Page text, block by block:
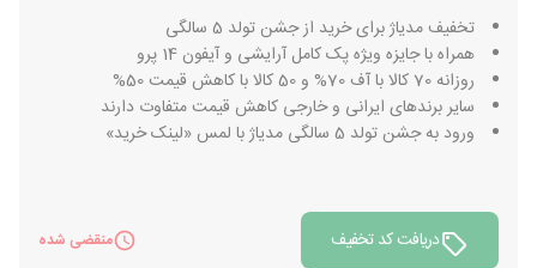
تخفیف مدیاژ برای خرید از جشن تولد 5 سالگی
همراه با جایزه ویژه پک کامل آرایشی و آیفون 14 پرو
روزانه 70 کالا با آف 70% و 50 کالا با کاهش قیمت 50%
سایر برندهای ایرانی و خارجی کاهش قیمت متفاوت دارند
ورود به جشن تولد 5 سالگی مدیاژ با لمس «لینک خرید»
دریافت کد تخفیف منقضی شده